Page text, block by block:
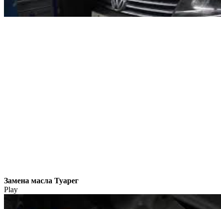
Замена масла Туарег
Play